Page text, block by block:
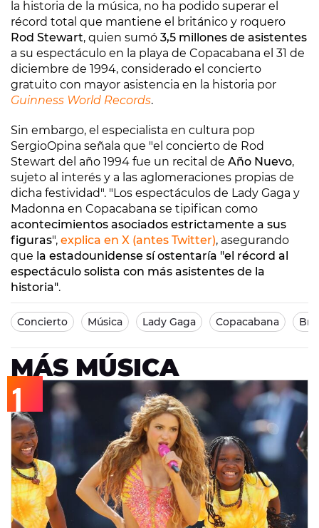
la historia de la música, no ha podido superar el
récord total que mantiene el británico y roquero
Rod Stewart, quien sumó 3,5 millones de asistentes
a su espectáculo en la playa de Copacabana el 31 de
diciembre de 1994, considerado el concierto
gratuito con mayor asistencia en la historia por
Guinness World Records.
Sin embargo, el especialista en cultura pop
SergioOpina señala que "el concierto de Rod
Stewart del año 1994 fue un recital de Año Nuevo,
sujeto al interés y a las aglomeraciones propias de
dicha festividad". "Los espectáculos de Lady Gaga y
Madonna en Copacabana se tipifican como
acontecimientos asociados estrictamente a sus
figuras", explica en X (antes Twitter), asegurando
que la estadounidense sí ostentaría "el récord al
espectáculo solista con más asistentes de la
historia".
Concierto Música Lady Gaga Copacabana
MÁS MÚSICA